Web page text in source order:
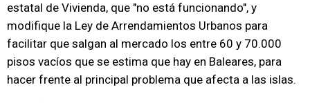
estatal de Vivienda, que "no está funcionando", y
modifique la Ley de Arrendamientos Urbanos para
facilitar que salgan al mercado los entre 60 y 70.000
pisos vacíos que se estima que hay en Baleares, para
hacer frente al principal problema que afecta a las islas.